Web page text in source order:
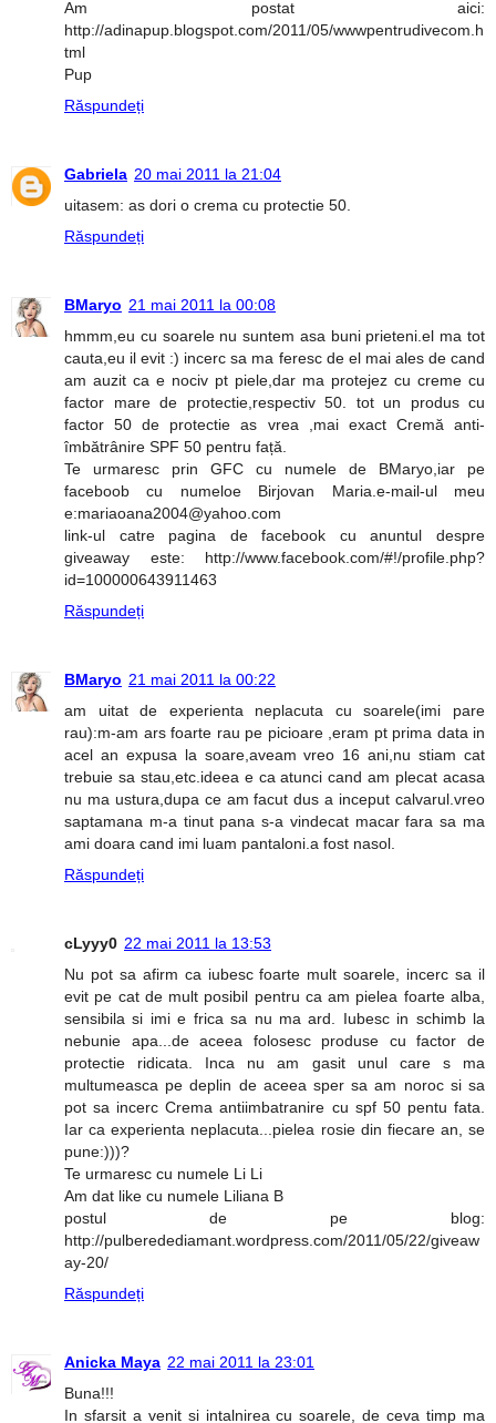
Am postat aici:
http://adinapup.blogspot.com/2011/05/wwwpentrudivecom.h
tml
Pup
Răspundeți
Gabriela 20 mai 2011 la 21:04
uitasem: as dori o crema cu protectie 50.
Răspundeți
BMaryo 21 mai 2011 la 00:08
hmmm,eu cu soarele nu suntem asa buni prieteni.el ma tot
cauta,eu il evit :) incerc sa ma feresc de el mai ales de cand
am auzit ca e nociv pt piele,dar ma protejez cu creme cu
factor mare de protectie,respectiv 50. tot un produs cu
factor 50 de protectie as vrea ,mai exact Cremă anti-
îmbătrânire SPF 50 pentru față.
Te urmaresc prin GFC cu numele de BMaryo,iar pe
faceboob cu numeloe Birjovan Maria.e-mail-ul meu
e:mariaoana2004@yahoo.com
link-ul catre pagina de facebook cu anuntul despre
giveaway este: http://www.facebook.com/#!/profile.php?
id=100000643911463
Răspundeți
BMaryo 21 mai 2011 la 00:22
am uitat de experienta neplacuta cu soarele(imi pare
rau):m-am ars foarte rau pe picioare ,eram pt prima data in
acel an expusa la soare,aveam vreo 16 ani,nu stiam cat
trebuie sa stau,etc.ideea e ca atunci cand am plecat acasa
nu ma ustura,dupa ce am facut dus a inceput calvarul.vreo
saptamana m-a tinut pana s-a vindecat macar fara sa ma
ami doara cand imi luam pantaloni.a fost nasol.
Răspundeți
cLyyy0 22 mai 2011 la 13:53
Nu pot sa afirm ca iubesc foarte mult soarele, incerc sa il
evit pe cat de mult posibil pentru ca am pielea foarte alba,
sensibila si imi e frica sa nu ma ard. Iubesc in schimb la
nebunie apa...de aceea folosesc produse cu factor de
protectie ridicata. Inca nu am gasit unul care s ma
multumeasca pe deplin de aceea sper sa am noroc si sa
pot sa incerc Crema antiimbatranire cu spf 50 pentu fata.
Iar ca experienta neplacuta...pielea rosie din fiecare an, se
pune:)))?
Te urmaresc cu numele Li Li
Am dat like cu numele Liliana B
postul de pe blog:
http://pulberedediamant.wordpress.com/2011/05/22/giveaw
ay-20/
Răspundeți
Anicka Maya 22 mai 2011 la 23:01
Buna!!!
In sfarsit a venit si intalnirea cu soarele, de ceva timp ma